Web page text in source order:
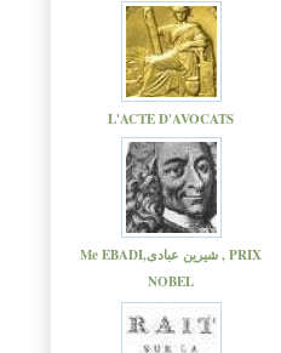
L'ACTE D'AVOCATS
Me EBADI,شیرین عبادی , PRIX
NOBEL